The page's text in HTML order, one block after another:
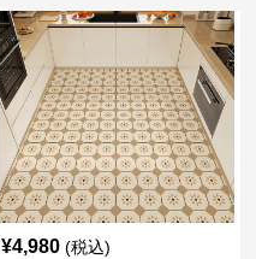
¥4,980 (税込)